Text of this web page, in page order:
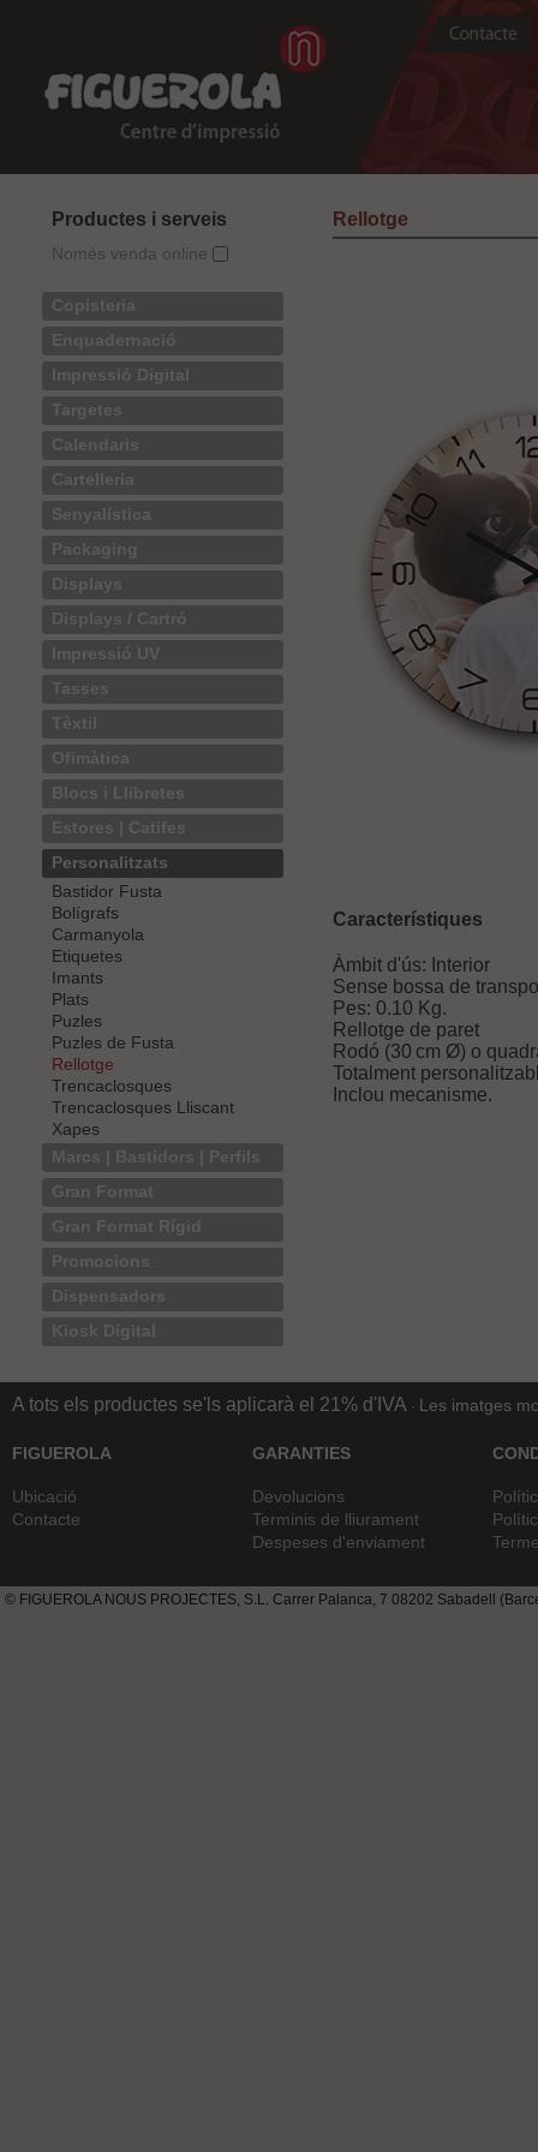
Productes i serveis
Nomès venda online
Copisteria
Enquadernació
Impressió Digital
Targetes
Calendaris
Cartelleria
Senyalística
Packaging
Displays
Displays / Cartró
Impressió UV
Tasses
Tèxtil
Ofimàtica
Blocs i Llibretes
Estores | Catifes
Personalitzats
Bastidor Fusta
Bolígrafs
Carmanyola
Etiquetes
Imants
Plats
Puzles
Puzles de Fusta
Rellotge
Trencaclosques
Trencaclosques Lliscant
Xapes
Marcs | Bastidors | Perfils
Gran Format
Gran Format Rígid
Promocions
Dispensadors
Kiosk Digital
Rellotge
Característiques
Àmbit d'ús: Interior
Sense bossa de
Pes: 0.10 Kg.
Rellotge de paret
Rodó (30 cm Ø) o
Totalment
Inclou mecanisme.
A tots els productes se'ls aplicarà el 21% d'IVA · Les imatges
FIGUEROLA
Ubicació
Contacte
GARANTIES
Devolucions
Terminis de lliurament
Despeses d'enviament
© FIGUEROLA NOUS PROJECTES, S.L. Carrer Palanca, 7 08202 Sabadell